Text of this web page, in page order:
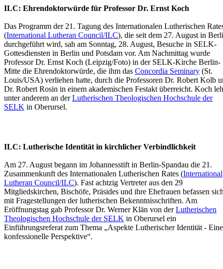
ILC: Ehrendoktorwürde für Professor Dr. Ernst Koch
Das Programm der 21. Tagung des Internationalen Lutherischen
(International Lutheran Council/ILC), die seit dem 27. August in
durchgeführt wird, sah am Sonntag, 28. August, Besuche in SELK-
Gottesdiensten in Berlin und Potsdam vor. Am Nachmittag wurde
Professor Dr. Ernst Koch (Leipzig/Foto) in der SELK-Kirche Berlin-
Mitte die Ehrendoktorwürde, die ihm das Concordia Seminary (St.
Louis/USA) verliehen hatte, durch die Professoren Dr. Robert Kolb
Dr. Robert Rosin in einem akademischen Festakt überreicht. Koch
unter anderem an derLutherischen Theologischen Hochschule der
SELK in Oberursel.
ILC: Lutherische Identität in kirchlicher Verbindlichkeit
Am 27. August begann im Johannesstift in Berlin-Spandau die 21.
Zusammenkunft des Internationalen Lutherischen Rates (International
Lutheran Council/ILC). Fast achtzig Vertreter aus den 29
Mitgliedskirchen, Bischöfe, Präsides und ihre Ehefrauen befassen
mit Fragestellungen der lutherischen Bekenntnisschriften. Am
Eröffnungstag gab Professor Dr. Werner Klän von derLutherischen
Theologischen Hochschule der SELK in Oberursel ein
Einführungsreferat zum Thema „Aspekte Lutherischer Identität - Eine
konfessionelle Perspektive“.